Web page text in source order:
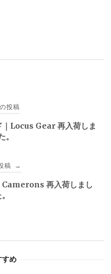
投稿
Locus Gear 再入荷しま
。
稿 →
再入荷しまし
すめ